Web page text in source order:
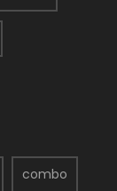
combo